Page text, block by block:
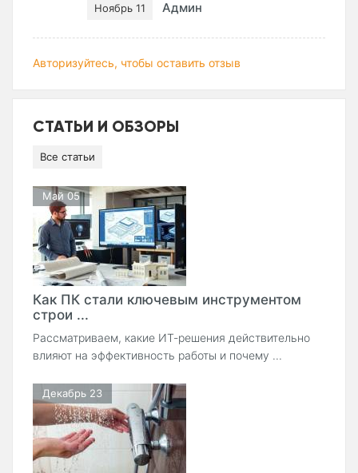
Ноябрь 11 Админ
Авторизуйтесь, чтобы оставить отзыв
СТАТЬИ И ОБЗОРЫ
Все статьи
Май 05
Как ПК стали ключевым инструментом
строи ...
Рассматриваем, какие ИТ-решения действительно
влияют на эффективность работы и почему ...
Декабрь 23